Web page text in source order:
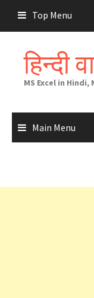
content
Top Menu
हिन्दी
MS Excel in
Main Menu